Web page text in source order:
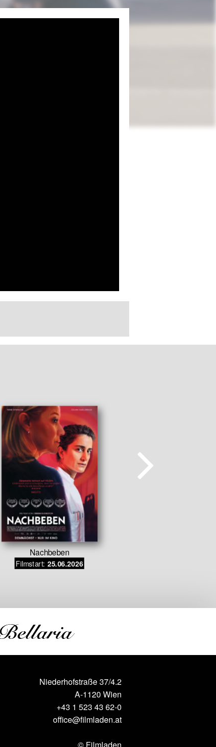
Nachbeben
Filmstart: 25.06.2026
Niederhofstraße 37/4.2
A-1120 Wien
+43 1 523 43 62-0
office@filmladen.at